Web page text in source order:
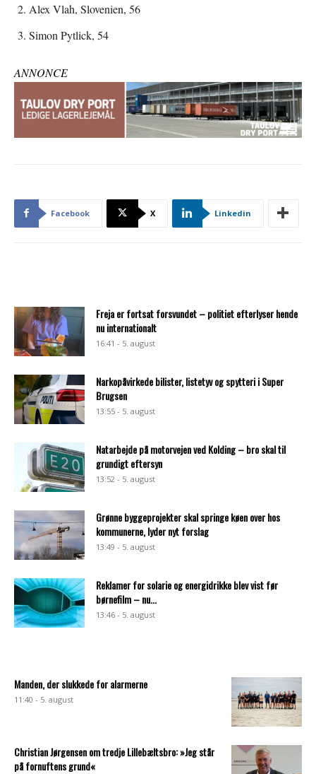
Alex Vlah, Slovenien, 56
Simon Pytlick, 54
ANNONCE
Facebook X Linkedin
Freja er fortsat forsvundet – politiet efterlyser hende
nu internationalt
16:41 - 5. august
Narkopåvirkede bilister, listetyv og spytteri i Super
Brugsen
13:55 - 5. august
Natarbejde på motorvejen ved Kolding – bro skal til
grundigt eftersyn
13:52 - 5. august
Grønne byggeprojekter skal springe køen over hos
kommunerne, lyder nyt forslag
13:49 - 5. august
Reklamer for solarie og energidrikke blev vist før
børnefilm – nu...
13:46 - 5. august
Manden, der slukkede for alarmerne
11:40 - 5. august
Christian Jørgensen om tredje Lillebæltsbro: »Jeg står
på fornuftens grund«